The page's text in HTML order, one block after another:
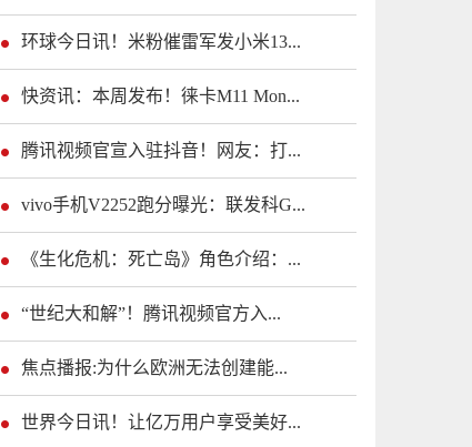
环球今日讯！米粉催雷军发小米13...
快资讯：本周发布！徕卡M11 Mon...
腾讯视频官宣入驻抖音！网友：打...
vivo手机V2252跑分曝光：联发科G...
《生化危机：死亡岛》角色介绍：...
“世纪大和解”！腾讯视频官方入...
焦点播报:为什么欧洲无法创建能...
世界今日讯！让亿万用户享受美好...